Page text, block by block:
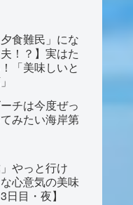
夕食難民」にな
！？】実はた
「美味しいと
チは今度ぜっ
みたい海岸第
やっと行け
心意気の美味
日目・夜】